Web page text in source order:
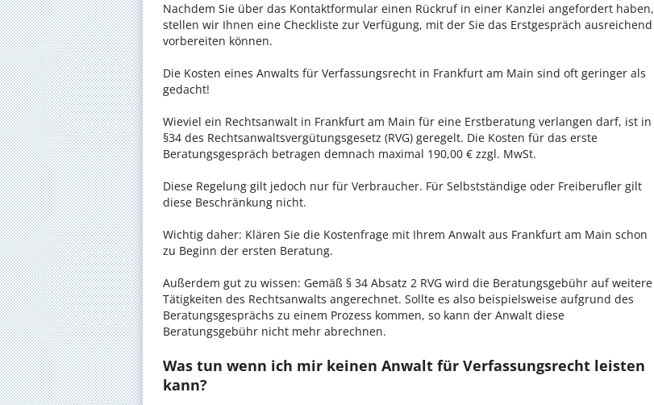
Nachdem Sie über das Kontaktformular einen Rückruf in einer Kanzlei angefordert haben,
stellen wir Ihnen eine Checkliste zur Verfügung, mit der Sie das Erstgespräch ausreichend
vorbereiten können.
Die Kosten eines Anwalts für Verfassungsrecht in Frankfurt am Main sind oft geringer als
gedacht!
Wieviel ein Rechtsanwalt in Frankfurt am Main für eine Erstberatung verlangen darf, ist in
§34 des Rechtsanwaltsvergütungsgesetz (RVG) geregelt. Die Kosten für das erste
Beratungsgespräch betragen demnach maximal 190,00 € zzgl. MwSt.
Diese Regelung gilt jedoch nur für Verbraucher. Für Selbstständige oder Freiberufler gilt
diese Beschränkung nicht.
Wichtig daher: Klären Sie die Kostenfrage mit Ihrem Anwalt aus Frankfurt am Main schon
zu Beginn der ersten Beratung.
Außerdem gut zu wissen: Gemäß § 34 Absatz 2 RVG wird die Beratungsgebühr auf weitere
Tätigkeiten des Rechtsanwalts angerechnet. Sollte es also beispielsweise aufgrund des
Beratungsgesprächs zu einem Prozess kommen, so kann der Anwalt diese
Beratungsgebühr nicht mehr abrechnen.
Was tun wenn ich mir keinen Anwalt für Verfassungsrecht leisten
kann?